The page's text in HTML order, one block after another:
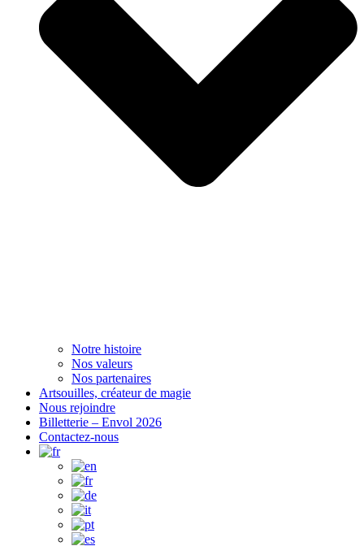
Notre histoire
Nos valeurs
Nos partenaires
Artsouilles, créateur de magie
Nous rejoindre
Billetterie – Envol 2026
Contactez-nous